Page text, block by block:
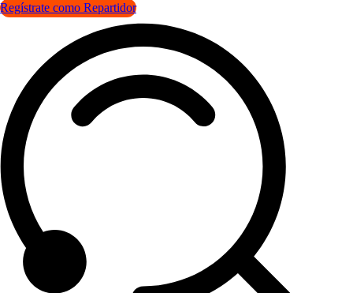
Regístrate como Repartidor